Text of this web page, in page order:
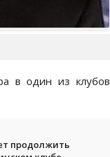
в один из клубов
продолжить